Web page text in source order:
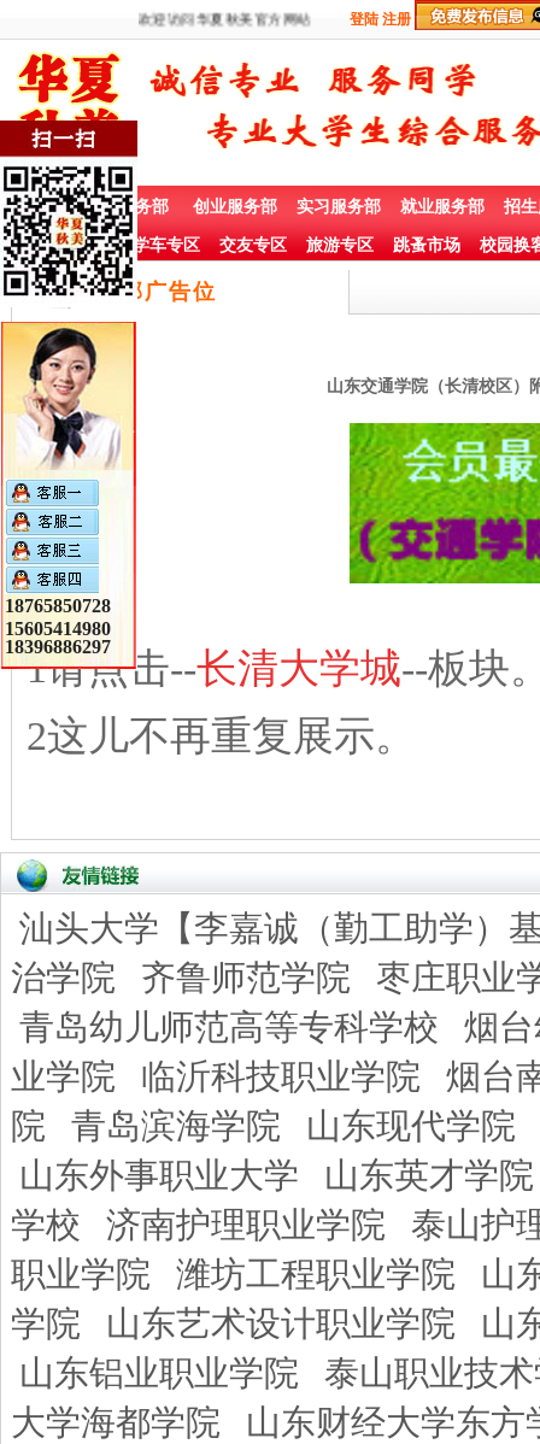
欢迎访问华夏秋美官方网站 登陆 注册
首 页 兼职服务部 创业服务部 实习服务部 就业服务部 招
社团赞助专栏 学车专区 交友专区 旅游专区 跳蚤市场 校园换
底部广告位
山东交通学院（长清校区）
1请点击--长清大学城--板块
2这儿不再重复展示。
汕头大学【李嘉诚（勤工助学）
治学院
齐鲁师范学院
枣庄职业
青岛幼儿师范高等专科学校
烟
业学院
临沂科技职业学院
烟台
院
青岛滨海学院
山东现代学院
山东外事职业大学
山东英才学院
学校
济南护理职业学院
泰山护
职业学院
潍坊工程职业学院
山
学院
山东艺术设计职业学院
山
山东铝业职业学院
泰山职业技
大学海都学院
山东财经大学东方
18765850728
15605414980
18396886297